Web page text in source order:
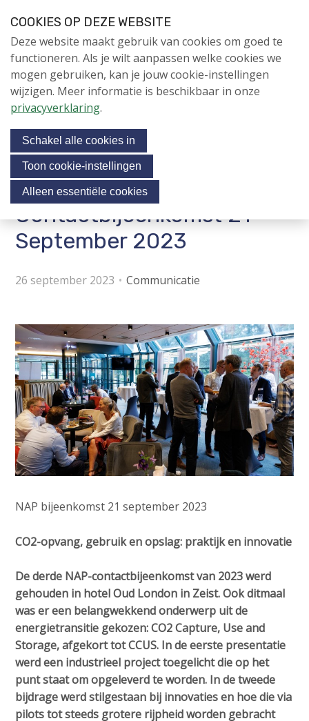
J
u
p
n
a
v
i
g
a
t
i
o
J
m
t
o
m
a
i
n
c
o
n
Contactpersoon
i
c
e
d
i
a
p
a
g
e
s
Menu
Verslag NAP
Contactbijeenkomst 21
September 2023
26 september 2023 Communicatie
NAP bijeenkomst 21 september 2023
CO2-opvang, gebruik en opslag: praktijk en innovatie
De derde NAP-contactbijeenkomst van 2023 werd
gehouden in hotel Oud London in Zeist. Ook ditmaal
was er een belangwekkend onderwerp uit de
energietransitie gekozen: CO2 Capture, Use and
Storage, afgekort tot CCUS. In de eerste presentatie
werd een industrieel project toegelicht die op het
punt staat om opgeleverd te worden. In de tweede
bijdrage werd stilgestaan bij innovaties en hoe die via
pilots tot steeds grotere rijpheid worden gebracht
NIEUWS
NAPNIEUWS
NIEUWSARCHIEF
Jubileumjaar
KENNIS
OVER NAP
Contactpersoon
Zoek
Login
English
Nederlands
COOKIES OP DEZE WEBSITE
Deze website maakt gebruik van cookies om goed te
functioneren. Als je wilt aanpassen welke cookies we
mogen gebruiken, kan je jouw cookie-instellingen
wijzigen. Meer informatie is beschikbaar in onze
privacyverklaring.
Schakel alle cookies in
Toon cookie-instellingen
Alleen essentiële cookies